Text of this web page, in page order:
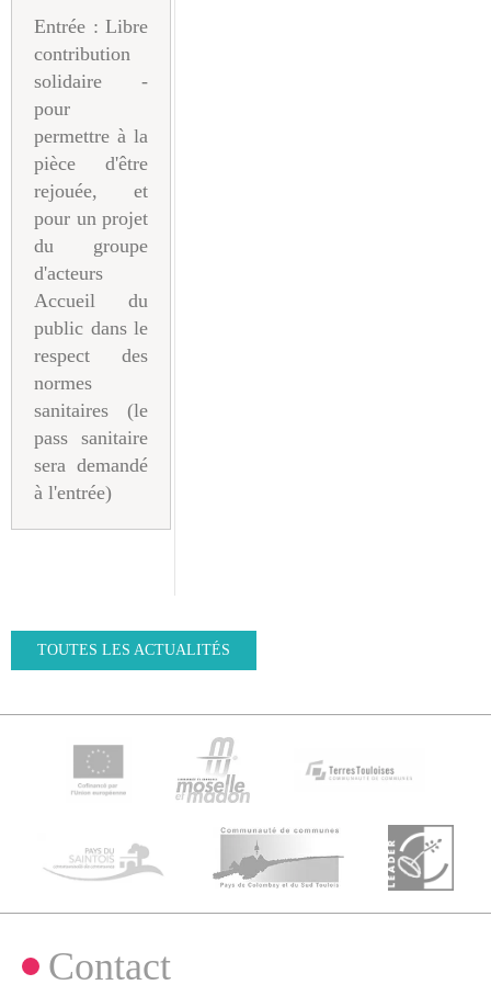
Entrée : Libre
contribution
solidaire -
pour
permettre à la
pièce d'être
rejouée, et
pour un projet
du groupe
d'acteurs
Accueil du
public dans le
respect des
normes
sanitaires (le
pass sanitaire
sera demandé
à l'entrée)
TOUTES LES ACTUALITÉS
Contact